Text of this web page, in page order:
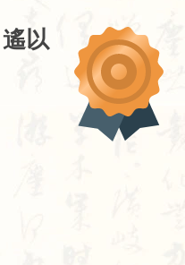
遙 以